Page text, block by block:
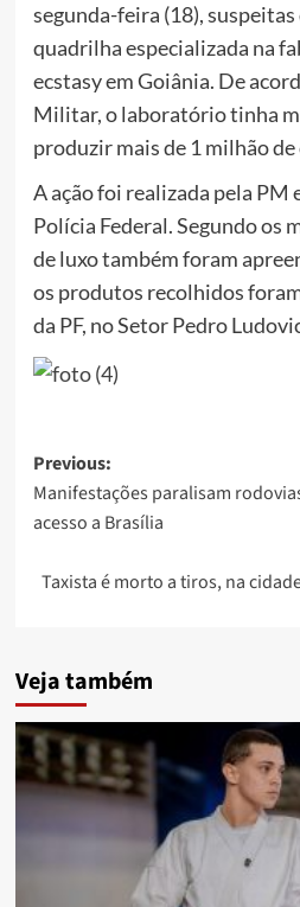
segunda-feira (18),
quadrilha especializada na
ecstasy em Goiânia. De
Militar, o laboratório tinha
produzir mais de 1 milhão
A ação foi realizada pela PM
Polícia Federal. Segundo os
de luxo também foram
os produtos recolhidos
da PF, no Setor Pedro
Post
navigation
Previous:
Manifestações paralisam
acesso a Brasília
Taxista é morto a tiros, na
Veja também